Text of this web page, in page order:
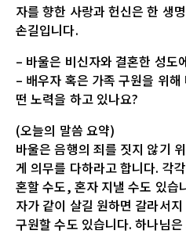
자를 향한 사랑과 헌신은 한 생
손길입니다.
– 바울은 비신자와 결혼한 성도
– 배우자 혹은 가족 구원을 위
떤 노력을 하고 있나요?
(오늘의 말씀 요약)
바울은 음행의 죄를 짓지 않기
게 의무를 다하라고 합니다. 각
혼할 수도, 혼자 지낼 수도 있습
자가 같이 살길 원하면 갈라서
구원할 수도 있습니다. 하나님